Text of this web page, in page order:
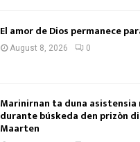
El amor de Dios permanece
August 8, 2026 0
Marinirnan ta duna
durante búskeda den prizòn
Maarten